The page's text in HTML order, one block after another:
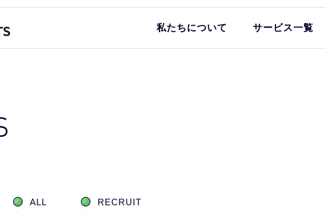
私たちについて サービス一覧
ALL
RECRUIT